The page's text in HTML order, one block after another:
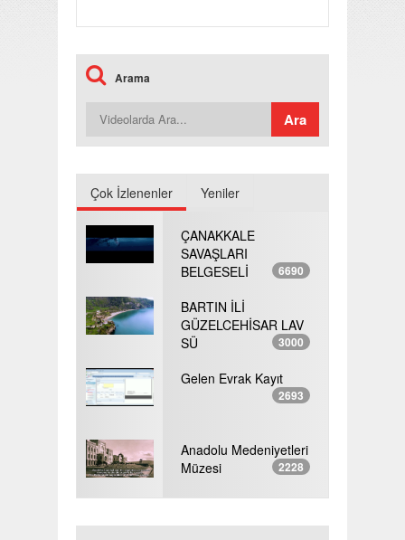
Arama
Çok İzlenenler Yeniler
ÇANAKKALE
SAVAŞLARI
BELGESELİ
6690
BARTIN İLİ
GÜZELCEHİSAR LAV
SÜ
3000
Gelen Evrak Kayıt
2693
Anadolu Medeniyetleri
Müzesi
2228